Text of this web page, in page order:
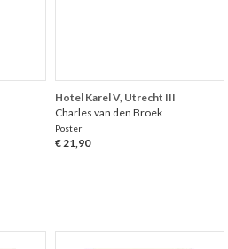
Hotel Karel V, Utrecht III
Charles van den Broek
Poster
€ 21,90